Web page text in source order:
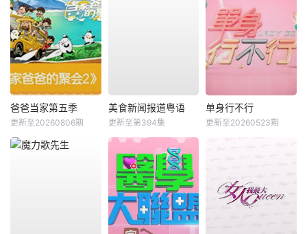
爸爸当家第五季
更新至20260806期
美食新闻报道粤语
更新至第394集
单身行不行
更新至20260523期